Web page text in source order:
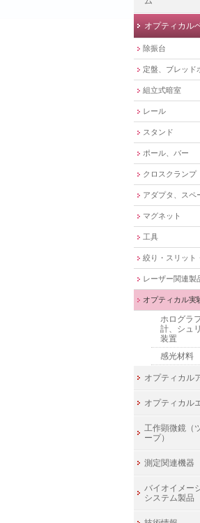
オプティカル
除振台
定盤、ブレッド
組立式暗室
レール
スタンド
ポール、バー
クロスクランプ
アダプタ、スペ
マグネット
工具
絞り・スリット
レーザー関連製
オプティカル実
ホログラ
計、シュ
装置
感光材料
オプティカル
オプティカル
工作顕微鏡（
ープ）
測定関連機器
バイオイメー
システム製品